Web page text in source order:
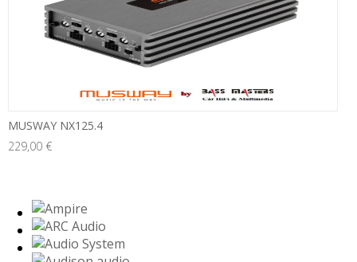
MUSWAY NX125.4
229,00 €